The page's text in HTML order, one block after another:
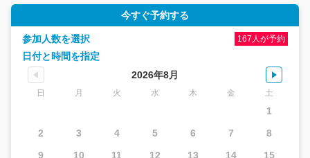
今すぐ予約する
167人が予約
参加人数を選択
日付と時間を指定
2026年8月
日 月 火 水 木 金 土
1
2
3 4 5 6 7
8
9
10 11 12 13 14
15